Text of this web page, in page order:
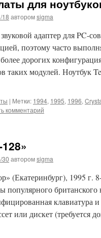
для
18 авторомsigma
адаптер для PC-
поэтому часто
дорогих
таких модулей. Ноутбук
| Метки: 1994, 1995, 1996,
комментарий
30 авторомsigma
(Екатеринбург), 1995 г.
популярного
клавиатура
или дискет (требуется